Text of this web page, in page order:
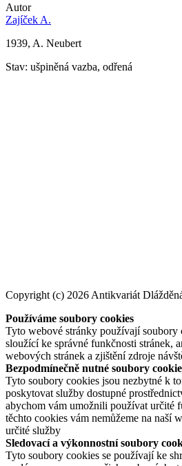
Autor
Zajíček A.
1939, A. Neubert
Stav: ušpiněná vazba, odřená
Copyright (c) 2026 Antikvariát
Používáme soubory cookies
Tyto webové stránky používají soubory
sloužící ke správné funkčnosti stránek,
webových stránek a zjištění zdroje
Bezpodmínečně nutné soubory
Tyto soubory cookies jsou nezbytné k
poskytovat služby dostupné
abychom vám umožnili používat určité
těchto cookies vám nemůžeme na naší
určité služby
Sledovací a výkonnostní soubory
Tyto soubory cookies se používají ke